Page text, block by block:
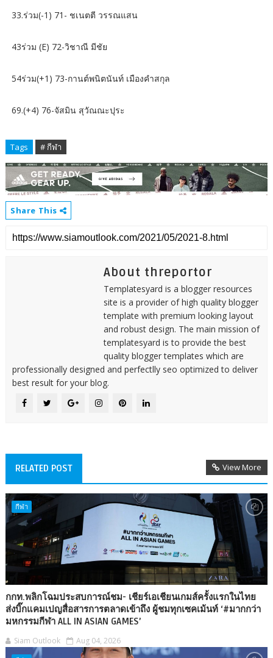
33.ร่วม(-1) 71- ชเนตตี วรรณแสน
43ร่วม (E) 72-วิชาณี มีชัย
54ร่วม(+1) 73-กานต์พนิตนันท์ เมืองคำสกุล
69.(+4) 76-จัสมิน สุวัณณะปุระ
Tags # กีฬา
Share This
About threportor
Templatesyard is a blogger resources
site is a provider of high quality blogger
template with premium looking layout
and robust design. The main mission of
templatesyard is to provide the best
quality blogger templates which are
professionally designed and perfectlly seo optimized to deliver
best result for your blog.
RELATED POST View More
กีฬา
กกท.พลิกโฉมประสบการณ์ชม- เชียร์เอเชียนเกมส์ครั้งแรกในไทย
ส่งบิ๊กแคมเปญสื่อสารการตลาดเข้าถึง ผู้ชมทุกเซคเม้นท์ ‘#มากกว่า
มหกรรมกีฬา ALL IN ASIAN GAMES’
Siam Outlook Aug 04, 2026